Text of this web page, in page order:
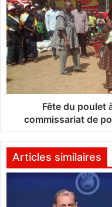
l
a
C
A
N
2
0
1
e
ê
t
e
d
u
p
o
u
t
à
o
Fête du poulet
commissariat de
Articles similaires